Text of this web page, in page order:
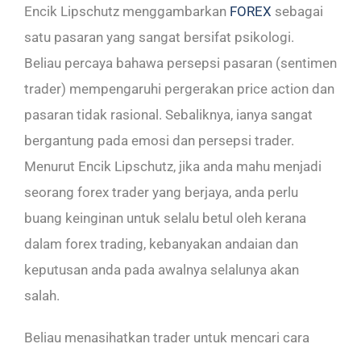
Encik Lipschutz menggambarkan FOREX sebagai
satu pasaran yang sangat bersifat psikologi.
Beliau percaya bahawa persepsi pasaran (sentimen
trader) mempengaruhi pergerakan price action dan
pasaran tidak rasional. Sebaliknya, ianya sangat
bergantung pada emosi dan persepsi trader.
Menurut Encik Lipschutz, jika anda mahu menjadi
seorang forex trader yang berjaya, anda perlu
buang keinginan untuk selalu betul oleh kerana
dalam forex trading, kebanyakan andaian dan
keputusan anda pada awalnya selalunya akan
salah.
Beliau menasihatkan trader untuk mencari cara